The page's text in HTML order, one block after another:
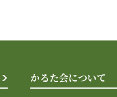
かるた会について